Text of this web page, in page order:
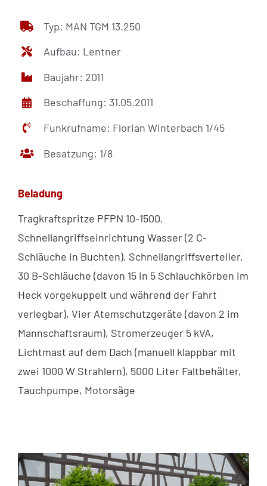
Typ: MAN TGM 13.250
Aufbau: Lentner
Baujahr: 2011
Beschaffung: 31.05.2011
Funkrufname: Florian Winterbach 1/45
Besatzung: 1/8
Beladung
Tragkraftspritze PFPN 10-1500,
Schnellangriffseinrichtung Wasser (2 C-
Schläuche in Buchten), Schnellangriffsverteiler,
30 B-Schläuche (davon 15 in 5 Schlauchkörben im
Heck vorgekuppelt und während der Fahrt
verlegbar), Vier Atemschutzgeräte (davon 2 im
Mannschaftsraum), Stromerzeuger 5 kVA,
Lichtmast auf dem Dach (manuell klappbar mit
zwei 1000 W Strahlern), 5000 Liter Faltbehälter,
Tauchpumpe, Motorsäge